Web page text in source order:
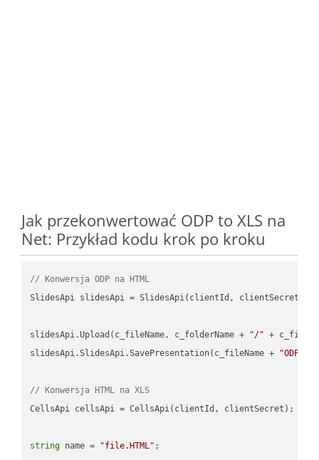
Jak przekonwertować ODP to XLS na
Net: Przykład kodu krok po kroku
// Konwersja ODP na HTML
SlidesApi slidesApi = SlidesApi(clientId, clientSecret);
slidesApi.Upload(c_fileName, c_folderName + "/" +
slidesApi.SlidesApi.SavePresentation(c_fileName +
"ODP"
// Konwersja HTML na XLS
CellsApi cellsApi = CellsApi(clientId, clientSecret);
string name = "file.HTML" ;